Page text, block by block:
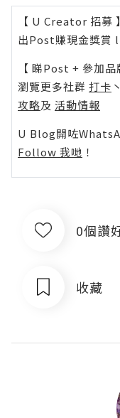
【 U Creator 招募 】
出Post賺現金獎賞 l
【 睇Post + 參加品
瀏覽更多社群 打卡 丶
攻略及 活動情報
U Blog開咗
Follow 我哋 ！
0個讚
收藏